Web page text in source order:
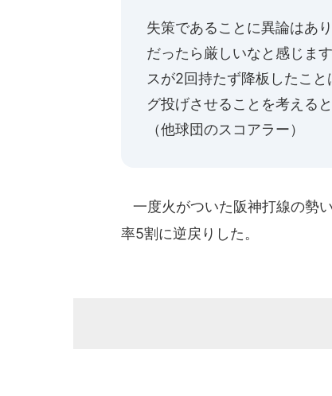
失策であることに異論はあ
だったら厳しいなと感じま
スが2回持たず降板したこ
グ投げさせることを考える
（他球団のスコアラー）
一度火がついた阪神打線の勢
率5割に逆戻りした。